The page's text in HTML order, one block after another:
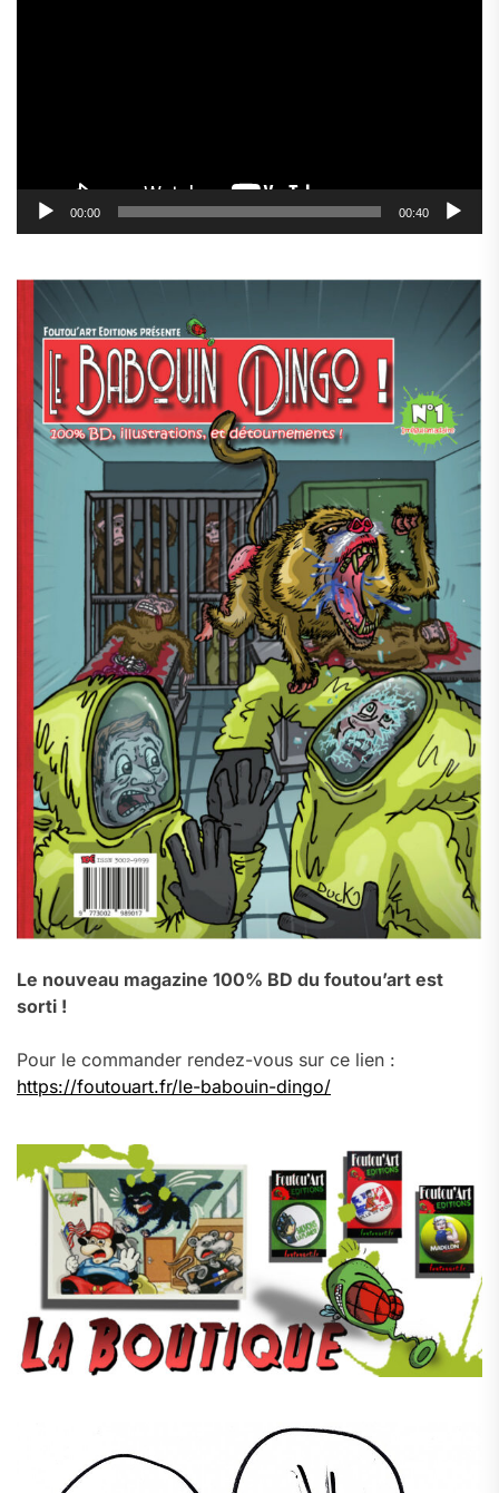
00:00 00:40
Le nouveau magazine 100% BD du foutou’art est
sorti !
Pour le commander rendez-vous sur ce lien :
https://foutouart.fr/le-babouin-dingo/